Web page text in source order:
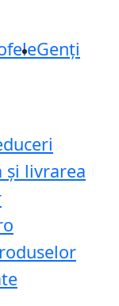
Genți
și livrarea